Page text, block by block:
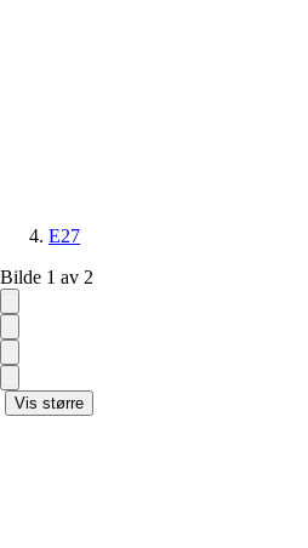
E27
Bilde 1 av 2
Vis større